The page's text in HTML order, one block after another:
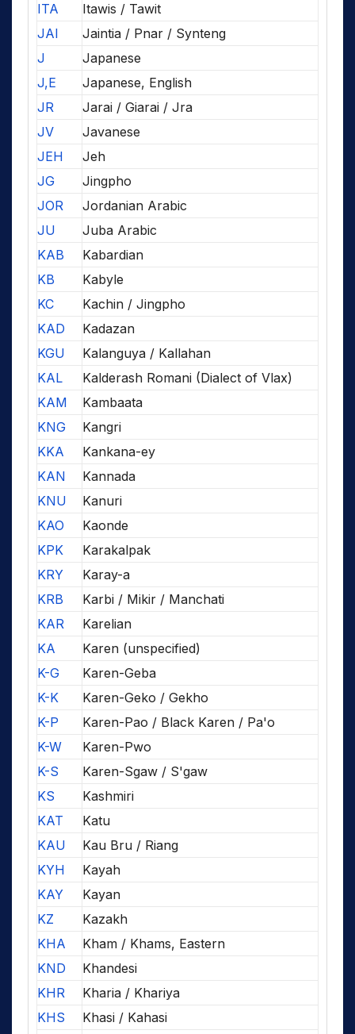
ITA
Itawis / Tawit
JAI
Jaintia / Pnar / Synteng
J
Japanese
J,E
Japanese, English
JR
Jarai / Giarai / Jra
JV
Javanese
JEH
Jeh
JG
Jingpho
JOR
Jordanian Arabic
JU
Juba Arabic
KAB
Kabardian
KB
Kabyle
KC
Kachin / Jingpho
KAD
Kadazan
KGU
Kalanguya / Kallahan
KAL
Kalderash Romani (Dialect of Vlax)
KAM
Kambaata
KNG
Kangri
KKA
Kankana-ey
KAN
Kannada
KNU
Kanuri
KAO
Kaonde
KPK
Karakalpak
KRY
Karay-a
KRB
Karbi / Mikir / Manchati
KAR
Karelian
KA
Karen (unspecified)
K-G
Karen-Geba
K-K
Karen-Geko / Gekho
K-P
Karen-Pao / Black Karen / Pa'o
K-W
Karen-Pwo
K-S
Karen-Sgaw / S'gaw
KS
Kashmiri
KAT
Katu
KAU
Kau Bru / Riang
KYH
Kayah
KAY
Kayan
KZ
Kazakh
KHA
Kham / Khams, Eastern
KND
Khandesi
KHR
Kharia / Khariya
KHS
Khasi / Kahasi